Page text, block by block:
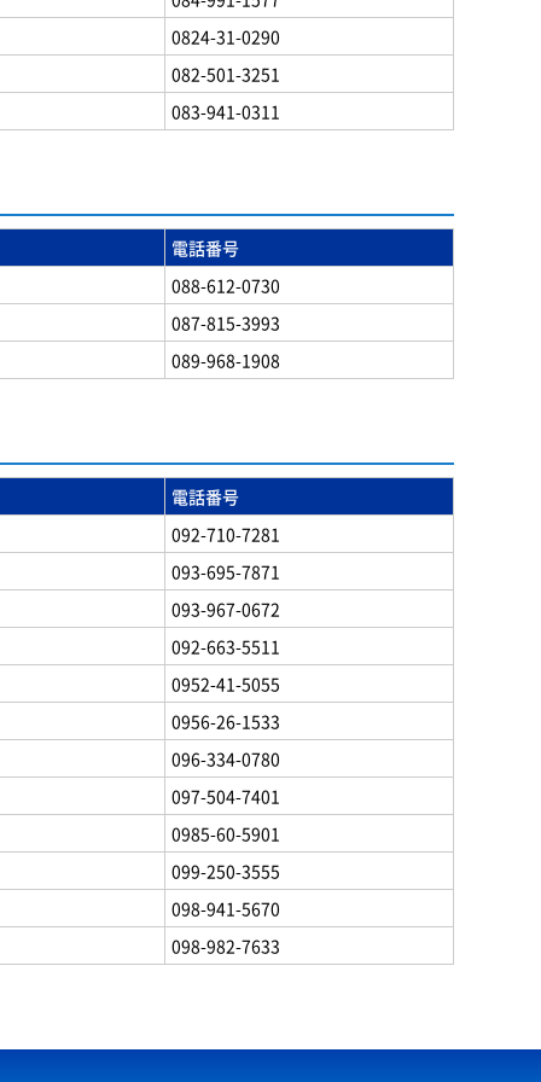
0824-31-0290
082-501-3251
083-941-0311
電話番号
088-612-0730
087-815-3993
089-968-1908
電話番号
092-710-7281
093-695-7871
093-967-0672
092-663-5511
0952-41-5055
0956-26-1533
096-334-0780
097-504-7401
0985-60-5901
099-250-3555
098-941-5670
098-982-7633